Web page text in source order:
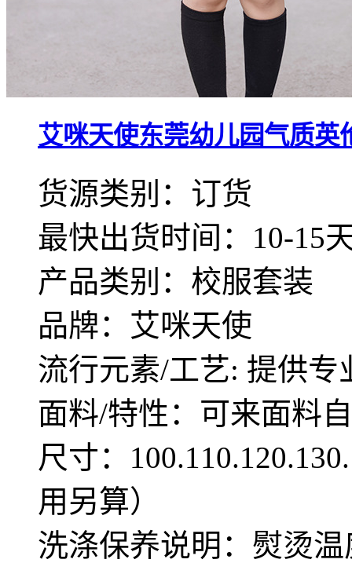
艾咪天使东莞幼儿园气质英
货源类别：订货
最快出货时间：10-15
产品类别：校服套装
品牌：艾咪天使
流行元素/工艺: 提供专
面料/特性：可来面料
尺寸：
用另算）
洗涤保养说明：熨烫